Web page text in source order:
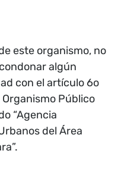
este organismo, no
algún
con el artículo 6o
Público
“Agencia
del Área